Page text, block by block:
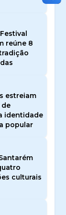
reúne 8
estreiam
de
identidade
popular
culturais